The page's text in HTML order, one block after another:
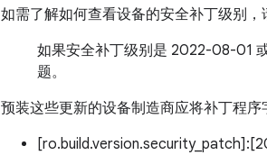
如需了解如何查看设备的安全补丁级别，
如果安全补丁级别是 2022-08-01
题。
预装这些更新的设备制造商应将补丁程序